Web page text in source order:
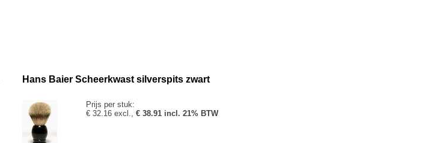
Hans Baier Scheerkwast silverspits zwart
Prijs per stuk:
€ 32.16 excl., € 38.91 incl. 21% BTW